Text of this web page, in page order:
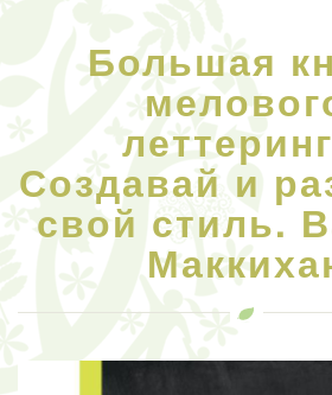
Большая
Создавай и
свой стиль.